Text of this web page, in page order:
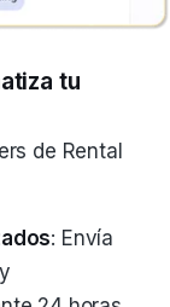
tu
de Rental
: Envía